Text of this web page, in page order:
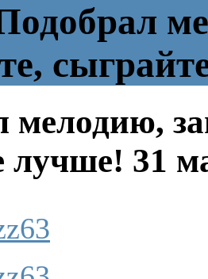
мелодию,
лучше! 31